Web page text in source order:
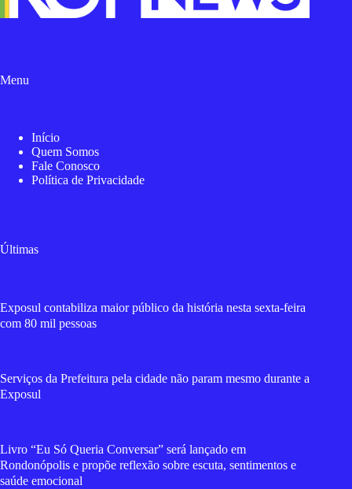
Menu
Início
Quem Somos
Fale Conosco
Política de Privacidade
Últimas
Exposul contabiliza maior público da história nesta sexta-feira
com 80 mil pessoas
Serviços da Prefeitura pela cidade não param mesmo durante a
Exposul
Livro “Eu Só Queria Conversar” será lançado em
Rondonópolis e propõe reflexão sobre escuta, sentimentos e
saúde emocional